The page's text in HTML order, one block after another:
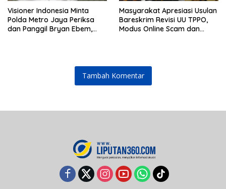
Visioner Indonesia Minta
Polda Metro Jaya Periksa
dan Panggil Bryan Ebem,
Masyarakat Apresiasi Usulan
Bareskrim Revisi UU TPPO,
Modus Online Scam dan
Tambah Komentar